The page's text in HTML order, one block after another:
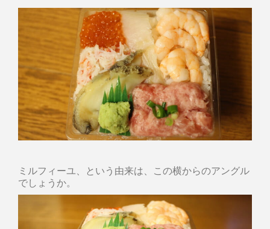
ミルフィーユ、という由来は、この横からのアングル
でしょうか。